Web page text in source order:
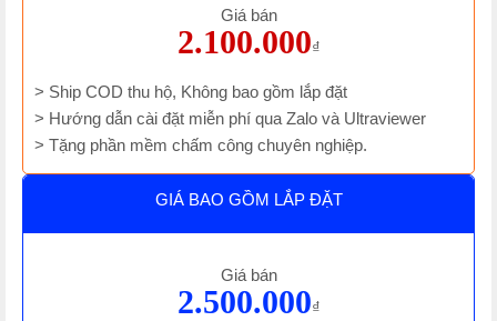
Giá bán
2.100.000₫
> Ship COD thu hộ, Không bao gồm lắp đặt
> Hướng dẫn cài đặt miễn phí qua Zalo và Ultraviewer
> Tặng phần mềm chấm công chuyên nghiệp.
GIÁ BAO GỒM LẮP ĐẶT
Giá bán
2.500.000₫